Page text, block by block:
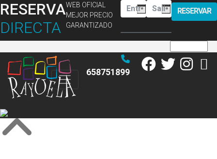
RESERVA
DIRECTA
WEB OFICIAL
MEJOR PRECIO
GARANTIZADO
RESERVAR
658751899